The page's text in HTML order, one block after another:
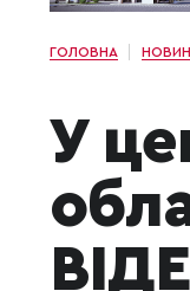
ГОЛОВНА
У